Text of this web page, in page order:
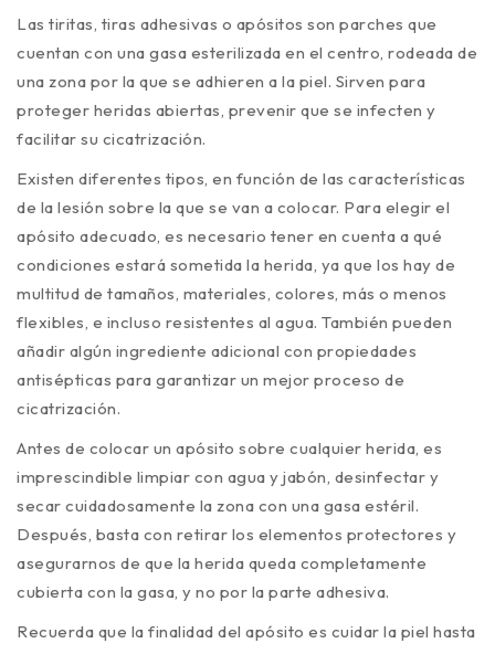
Las tiritas, tiras adhesivas o apósitos son parches que
cuentan con una gasa esterilizada en el centro, rodeada de
una zona por la que se adhieren a la piel. Sirven para
proteger heridas abiertas, prevenir que se infecten y
facilitar su cicatrización.
Existen diferentes tipos, en función de las características
de la lesión sobre la que se van a colocar. Para elegir el
apósito adecuado, es necesario tener en cuenta a qué
condiciones estará sometida la herida, ya que los hay de
multitud de tamaños, materiales, colores, más o menos
flexibles, e incluso resistentes al agua. También pueden
añadir algún ingrediente adicional con propiedades
antisépticas para garantizar un mejor proceso de
cicatrización.
Antes de colocar un apósito sobre cualquier herida, es
imprescindible limpiar con agua y jabón, desinfectar y
secar cuidadosamente la zona con una gasa estéril.
Después, basta con retirar los elementos protectores y
asegurarnos de que la herida queda completamente
cubierta con la gasa, y no por la parte adhesiva.
Recuerda que la finalidad del apósito es cuidar la piel hasta